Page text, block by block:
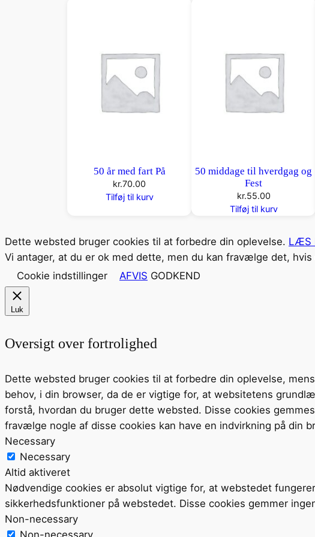
50 år med fart På
kr.70.00
Tilføj til kurv
50 middage til hverdgag og
Fest
kr.55.00
Tilføj til kurv
Dette websted bruger cookies til at forbedre din oplevelse. LÆS
Vi antager, at du er ok med dette, men du kan fravælge det,
Cookie indstillinger
AFVIS GODKEND
Luk
Oversigt over fortrolighed
Dette websted bruger cookies til at forbedre din oplevelse,
behov, i din browser, da de er vigtige for, at websitetens
forstå, hvordan du bruger dette websted. Disse cookies
fravælge nogle af disse cookies kan have en indvirkning på din
Necessary
Necessary
Altid aktiveret
Nødvendige cookies er absolut vigtige for, at webstedet
sikkerhedsfunktioner på webstedet. Disse cookies gemmer
Non-necessary